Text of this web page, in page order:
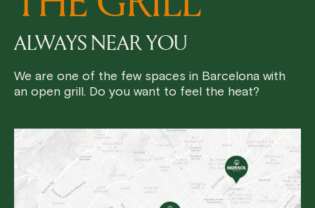
ALWAYS NEAR YOU
We are one of the few spaces in Barcelona with
an open grill. Do you want to feel the heat?